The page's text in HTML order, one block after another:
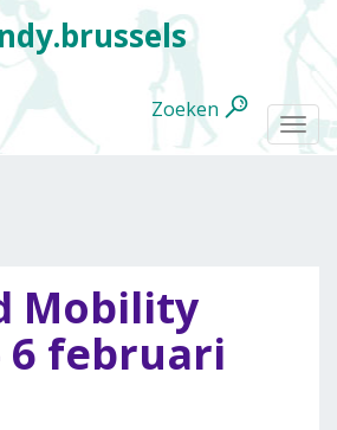
Zoeken
Mobility
6 februari